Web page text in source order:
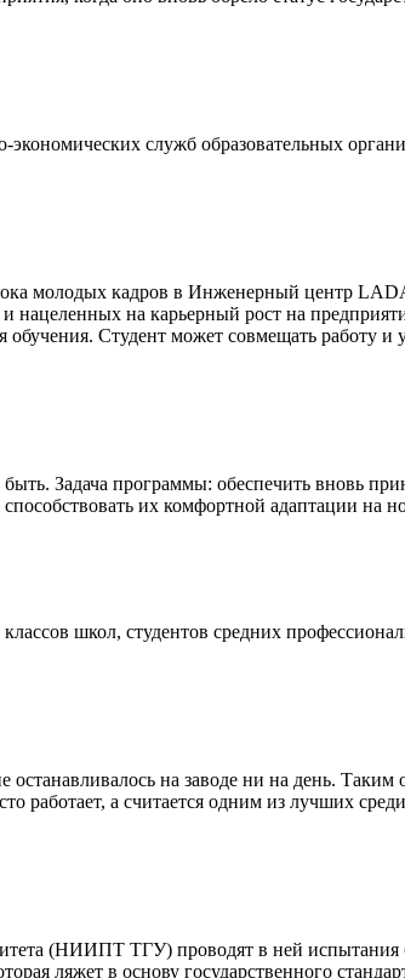
служб образовательных
молодых кадров в Инженерный центр
и нацеленных на карьерный рост на
Студент может совмещать работу и
Задача программы: обеспечить вновь
их комфортной адаптации на
школ, студентов средних
на заводе ни на день. Таким
работает, а считается одним из лучших
(НИИПТ ТГУ) проводят в ней
ляжет в основу государственного